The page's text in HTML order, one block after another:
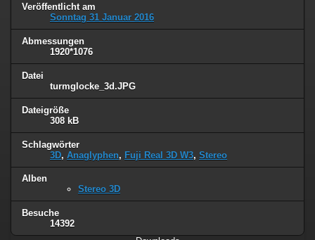
Veröffentlicht am
Sonntag 31 Januar 2016
Abmessungen
1920*1076
Datei
turmglocke_3d.JPG
Dateigröße
308 kB
Schlagwörter
3D, Anaglyphen, Fuji Real 3D W3, Stereo
Alben
Stereo 3D
Besuche
14392